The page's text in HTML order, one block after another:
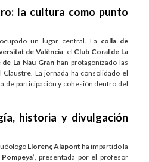
la cultura como punto
un lugar central. La colla de
de València , el Club Coral de La
La Nau Gran han protagonizado las
La jornada ha consolidado el
de participación y cohesión dentro del
historia y divulgación
Llorenç Alapont ha impartido la
, presentada por el profesor